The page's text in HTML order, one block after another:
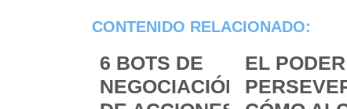
CONTENIDO RELACIONADO:
6 BOTS DE
NEGOCIACIÓN
EL